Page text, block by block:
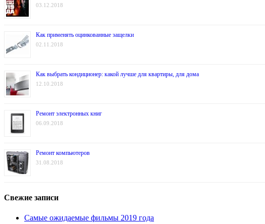
03.12.2018
Как применять оцинкованные защелки
02.11.2018
Как выбрать кондиционер: какой лучше для квартиры, для дома
12.10.2018
Ремонт электронных книг
06.09.2018
Ремонт компьютеров
31.08.2018
Свежие записи
Самые ожидаемые фильмы 2019 года